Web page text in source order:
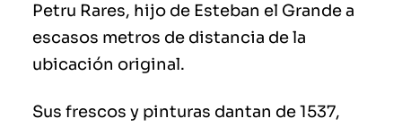
Petru Rares, hijo de Esteban el Grande a
escasos metros de distancia de la
ubicación original.
Sus frescos y pinturas dantan de 1537,